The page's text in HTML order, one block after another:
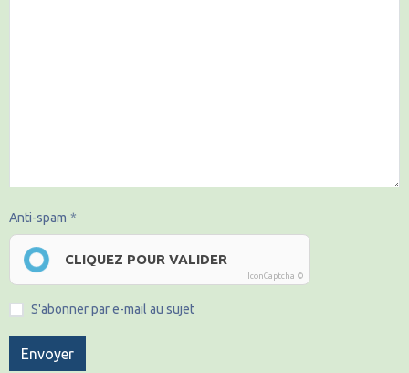
Anti-spam
CLIQUEZ POUR VALIDER
IconCaptcha ©
S'abonner par e-mail au sujet
Envoyer